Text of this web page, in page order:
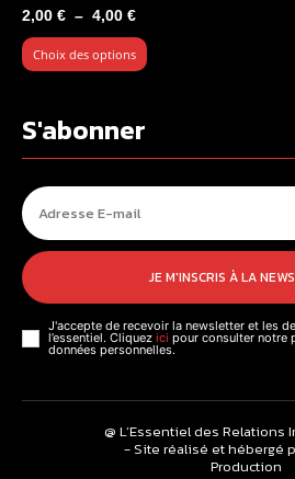
2,00 € – 4,00 €Plage
de
prix :
4,00 €
Choix des options
S'abonner
JE M'INSCRIS À LA
J'accepte de recevoir la newsletter et les
l’essentiel. Cliquez ici pour consulter notre
données personnelles.
@ L’Essentiel des Relations
- Site réalisé et hébergé
Production